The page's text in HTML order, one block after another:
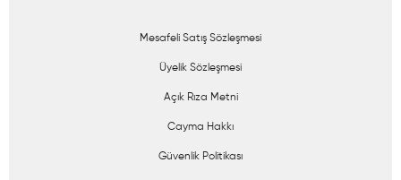
Mesafeli Satış Sözleşmesi
Üyelik Sözleşmesi
Açık Rıza Metni
Cayma Hakkı
Güvenlik Politikası